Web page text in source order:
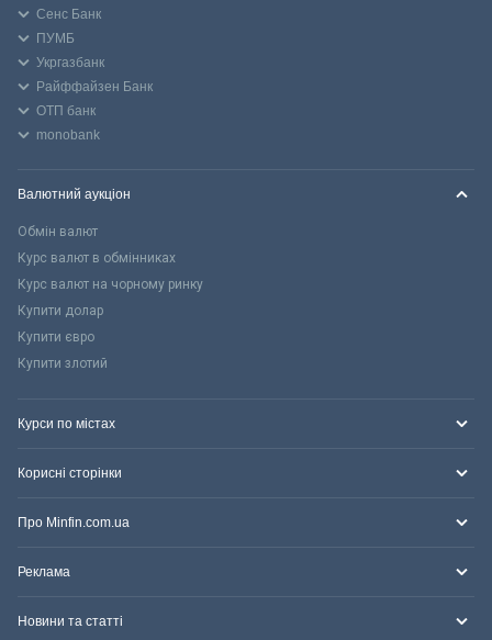
Сенс Банк
ПУМБ
Укргазбанк
Райффайзен Банк
ОТП банк
monobank
Валютний аукціон
Обмін валют
Курс валют в обмінниках
Курс валют на чорному ринку
Купити долар
Купити євро
Купити злотий
Курси по містах
Корисні сторінки
Про Minfin.com.ua
Реклама
Новини та статті